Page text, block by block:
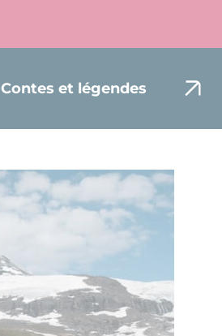
Contes et légendes